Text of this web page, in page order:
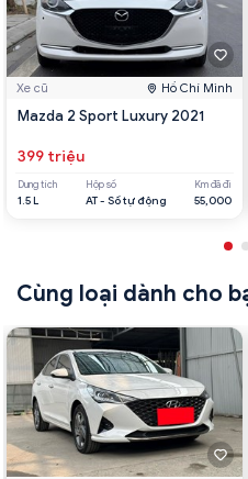
Xe cũ Hồ Chí Minh
Mazda 2 Sport Luxury 2021
399 triệu
Dung tích
1.5 L
Hộp số
AT - Số tự động
Km đã đi
55,000
Cùng loại dành cho